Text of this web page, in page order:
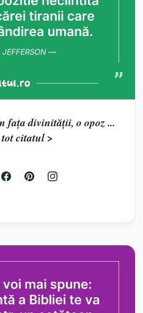
fața divinității, o opoz ...
citatul >